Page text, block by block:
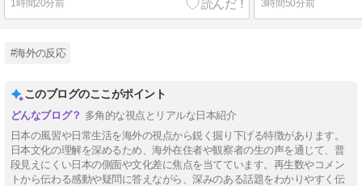
1時間20分前 3時間50分前
#海外の反応
このブログのここがポイント
多角的な視点とリアルな日本紹介
日本の風習や日常生活を海外の視点から鋭く掘り下げる特徴があります。
日本文化の理解を深めるため、海外在住者や観察者の生の声を通じて、普
段見えにくい日本の側面や文化差に焦点を当てています。再生数やコメン
トから伝わる感動や疑問に答えながら、深みのある話題をわかりやすく伝